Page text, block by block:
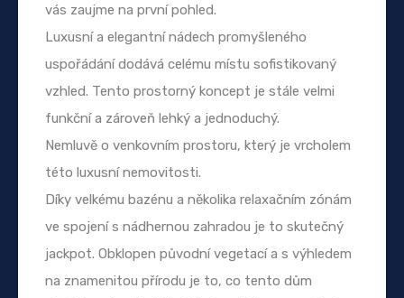
vás zaujme na první pohled.
Luxusní a elegantní nádech promyšleného
uspořádání dodává celému místu sofistikovaný
vzhled. Tento prostorný koncept je stále velmi
funkční a zároveň lehký a jednoduchý.
Nemluvě o venkovním prostoru, který je vrcholem
této luxusní nemovitosti.
Díky velkému bazénu a několika relaxačním zónám
ve spojení s nádhernou zahradou je to skutečný
jackpot. Obklopen původní vegetací a s výhledem
na znamenitou přírodu je to, co tento dům